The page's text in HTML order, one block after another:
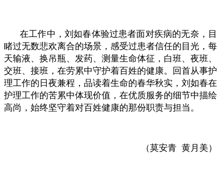
在工作中，刘如春体验过患者面对疾病的无奈，目
睹过无数悲欢离合的场景，感受过患者信任的目光，每
天输液、换吊瓶、发药、测量生命体征，白班、夜班、
交班、接班，在劳累中守护着百姓的健康。回首从事护
理工作的日夜兼程，品读着生命的春华秋实，刘如春在
护理工作的苦累中体现价值，在优质服务的细节中描绘
高尚，始终坚守着对百姓健康的那份职责与担当。
（莫安青 黄月美）